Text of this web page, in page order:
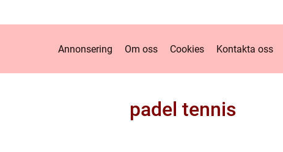
Annonsering Om oss Cookies Kontakta oss
padel tennis